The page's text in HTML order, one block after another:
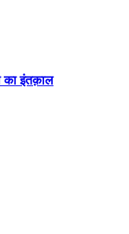
का इंतक़ाल